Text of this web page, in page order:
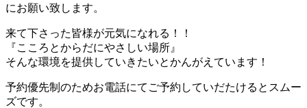
にお願い致します。
来て下さった皆様が元気になれる！！
『こころとからだにやさしい場所』
そんな環境を提供していきたいとかんがえています！
予約優先制のためお電話にてご予約していだたけるとスムー
ズです。